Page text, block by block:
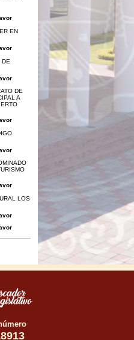
EN
DE
DE
A
LOS